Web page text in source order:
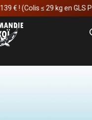
! (Colis ≤ 29 kg en GLS
et technologies pour
Lampes UV de rechange
Superfish